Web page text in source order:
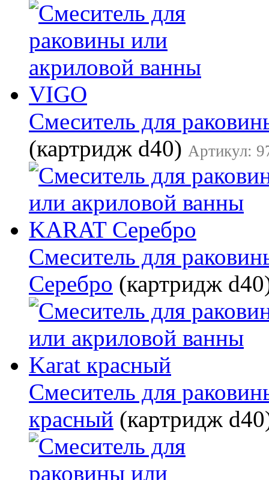
Смеситель для
(картридж d40) Артикул:
Смеситель для
Серебро (картридж
Смеситель для
красный (картридж